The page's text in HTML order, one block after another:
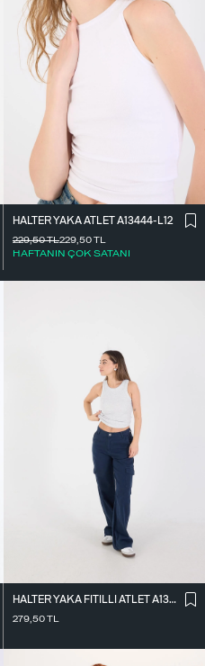
HALTER YAKA ATLET A13444-L12
229,50TL
HAFTANIN ÇOK SATANI
229,50TL
HALTER YAKA FITILLI ATLET A13294-L7
279,50TL